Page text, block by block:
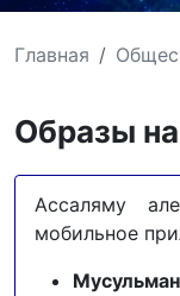
Главная
Образы
Ассаляму
мобильное